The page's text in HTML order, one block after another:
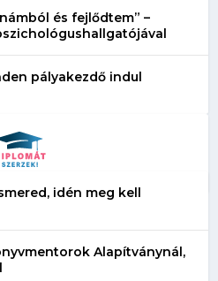
és fejlődtem” –
pályakezdő indul
idén meg kell
Alapítványnál,